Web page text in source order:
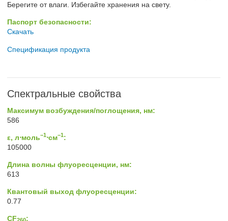
Берегите от влаги. Избегайте хранения на свету.
Паспорт безопасности:
Скачать
Спецификация продукта
Спектральные свойства
Максимум возбуждения/поглощения, нм:
586
ε, л⋅моль−1⋅см−1:
105000
Длина волны флуоресценции, нм:
613
Квантовый выход флуоресценции:
0.77
CF
: